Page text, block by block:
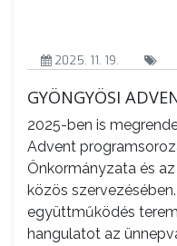
A
VÁROS
PÉNZÜGYEI
2025. 11. 19.
GYÖNGYÖSI
2025-ben is
Advent
Önkormányzata és
közös
együttműködés
hangulatot az